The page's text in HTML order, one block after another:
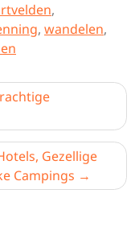
,
, wandelen,
Gezellige
Campings